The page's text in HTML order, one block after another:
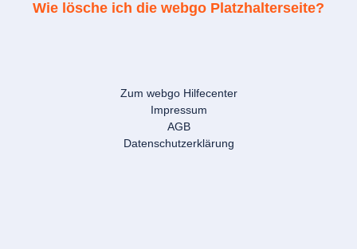
Wie lösche ich die webgo Platzhalterseite?
Zum webgo Hilfecenter
Impressum
AGB
Datenschutzerklärung